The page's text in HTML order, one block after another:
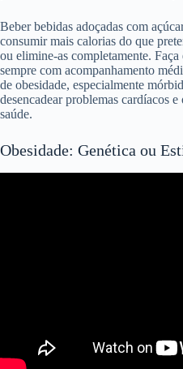
Beber bebidas adoçadas com
consumir mais calorias do que
ou elimine-as completamente.
sempre com acompanhamento
de obesidade, especialmente
desencadear problemas cardíacos
saúde.
Obesidade: Genética ou